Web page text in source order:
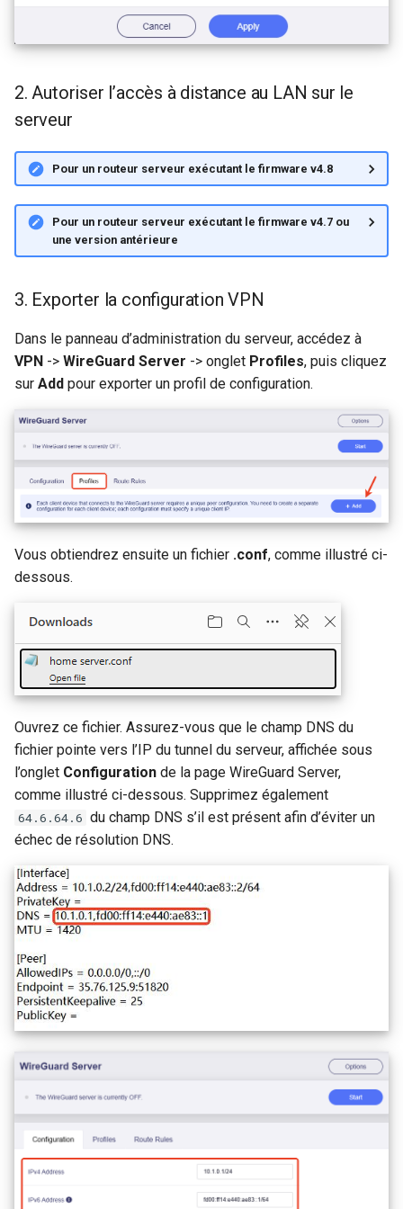
GL-S1300 (Convexa-S)
GL-MV1000 (Brume)
2. Autoriser l’accès à distance au LAN sur le
serveur
Pour un routeur serveur exécutant le firmware v4.8
Pour un routeur serveur exécutant le firmware v4.7 ou
une version antérieure
3. Exporter la configuration VPN
Dans le panneau d’administration du serveur, accédez à
VPN -> WireGuard Server -> onglet Profiles, puis cliquez
sur Add pour exporter un profil de configuration.
Vous obtiendrez ensuite un fichier .conf, comme illustré ci-
dessous.
Ouvrez ce fichier. Assurez-vous que le champ DNS du
fichier pointe vers l’IP du tunnel du serveur, affichée sous
l’onglet Configuration de la page WireGuard Server,
comme illustré ci-dessous. Supprimez également
64.6.64.6 du champ DNS s’il est présent afin d’éviter un
échec de résolution DNS.